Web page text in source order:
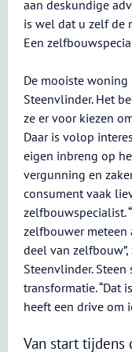
aan deskundige
is wel dat u zelf de
Een
De mooiste woning
Steenvlinder. Het
ze er voor kiezen
Daar is volop
eigen inbreng op
vergunning en
consument vaak
zelfbouwspecialist.
zelfbouwer meteen
deel van
Steenvlinder.
transformatie. “Dat
heeft een drive om
Van start tijdens